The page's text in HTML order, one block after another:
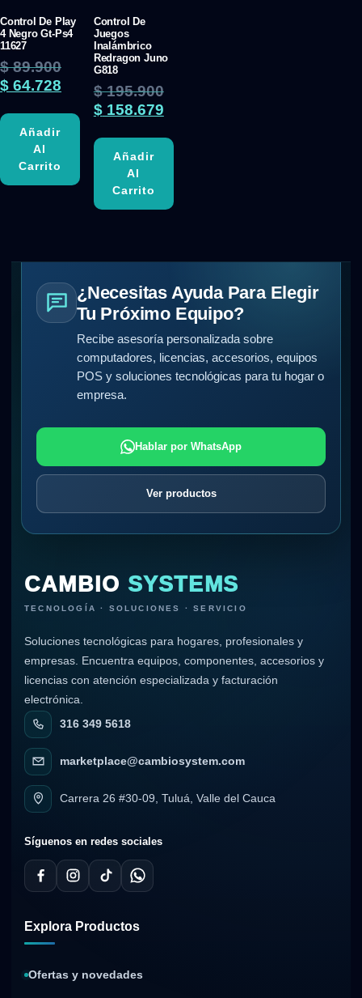
Control De Play
4 Negro Gt-Ps4
11627
$89.900
$ 64.728
Añadir
Al
Carrito
Control De
Juegos
Inalámbrico
Redragon Juno
G818
$195.900
$158.679
Añadir
Al
Carrito
¿Necesitas Ayuda Para Elegir
Tu Próximo Equipo?
Recibe asesoría personalizada sobre
computadores, licencias, accesorios, equipos
POS y soluciones tecnológicas para tu hogar o
empresa.
Hablar por WhatsApp
Ver productos
CAMBIO SYSTEMS
TECNOLOGÍA · SOLUCIONES · SERVICIO
Soluciones tecnológicas para hogares, profesionales y
empresas. Encuentra equipos, componentes, accesorios y
licencias con atención especializada y facturación
electrónica.
316 349 5618
marketplace@cambiosystem.com
Carrera 26 #30-09, Tuluá, Valle del Cauca
Síguenos en redes sociales
Explora Productos
Ofertas y novedades